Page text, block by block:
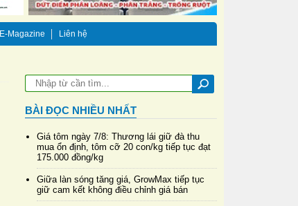
E-Magazine Liên hệ
BÀI ĐỌC NHIỀU NHẤT
Giá tôm ngày 7/8: Thương lái giữ đà thu
mua ổn định, tôm cỡ 20 con/kg tiếp tục đạt
175.000 đồng/kg
Giữa làn sóng tăng giá, GrowMax tiếp tục
giữ cam kết không điều chỉnh giá bán